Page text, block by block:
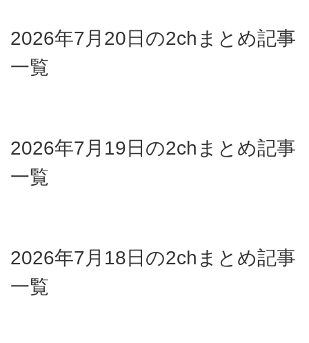
2026年7月20日の2chまとめ記事
一覧
2026年7月19日の2chまとめ記事
一覧
2026年7月18日の2chまとめ記事
一覧